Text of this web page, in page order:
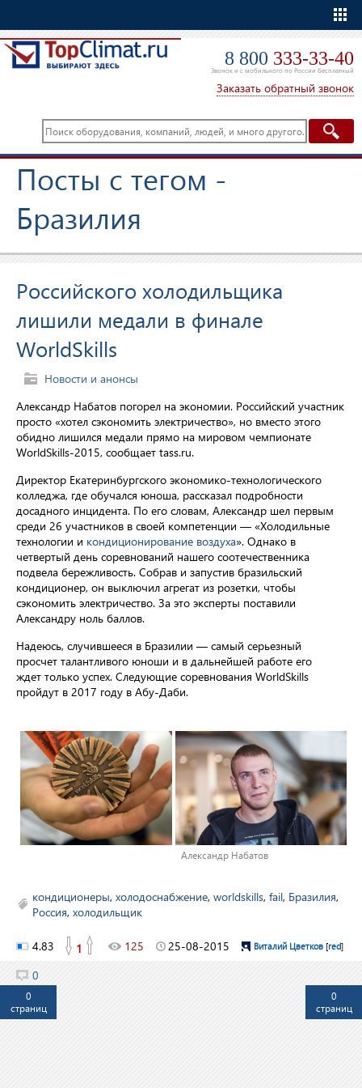
8 800 333-33-40
Звонок и с мобильного по России бесплатный
Заказать обратный звонок
Посты с тегом -
Бразилия
Российского холодильщика
лишили медали в финале
WorldSkills
Новости и анонсы
Александр Набатов погорел на экономии. Российский участник
просто «хотел сэкономить электричество», но вместо этого
обидно лишился медали прямо на мировом чемпионате
WorldSkills-2015, сообщает tass.ru.
Директор Екатеринбургского экономико-технологического
колледжа, где обучался юноша, рассказал подробности
досадного инцидента. По его словам, Александр шел первым
среди 26 участников в своей компетенции — «Холодильные
технологии и кондиционирование воздуха». Однако в
четвертый день соревнований нашего соотечественника
подвела бережливость. Собрав и запустив бразильский
кондиционер, он выключил агрегат из розетки, чтобы
сэкономить электричество. За это эксперты поставили
Александру ноль баллов.
Надеюсь, случившееся в Бразилии — самый серьезный
просчет талантливого юноши и в дальнейшей работе его
ждет только успех. Следующие соревнования WorldSkills
пройдут в 2017 году в Абу-Даби.
Александр Набатов
кондиционеры, холодоснабжение, worldskills, fail, Бразилия,
Россия, холодильщик
4.83 1 125 25-08-2015 Виталий Цветков [red]
0
0
страниц
0
страниц